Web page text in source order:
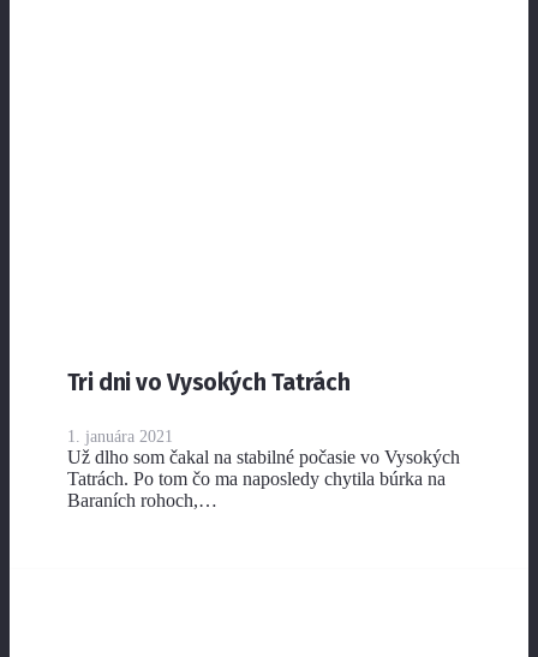
Tri dni vo Vysokých Tatrách
1. januára 2021
Už dlho som čakal na stabilné počasie vo Vysokých
Tatrách. Po tom čo ma naposledy chytila búrka na
Baraních rohoch,…